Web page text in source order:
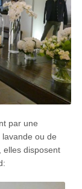
par une
ou de
elles disposent